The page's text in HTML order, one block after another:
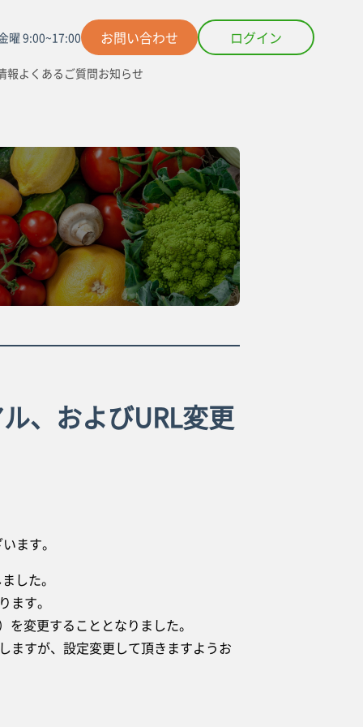
曜 9:00~17:00 お問い合わせ ログイン
報よくあるご質問お知らせ
、およびURL変更
ます。
した。
す。
変更することとなりました。
ますが、設定変更して頂きますようお